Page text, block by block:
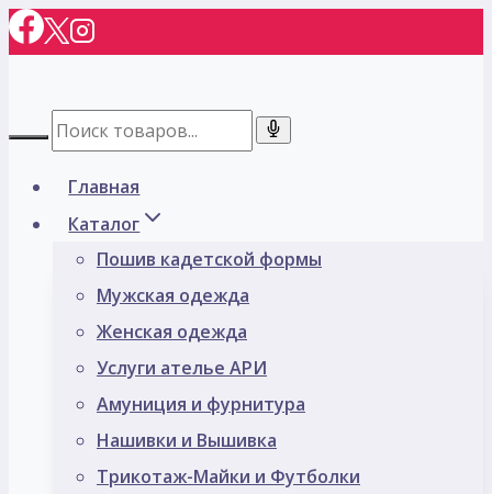
Перейти
к
Главная
Каталог
Пошив кадетской формы
Мужская одежда
Женская одежда
Услуги ателье АРИ
Амуниция и фурнитура
Нашивки и Вышивка
Трикотаж-Майки и Футболки